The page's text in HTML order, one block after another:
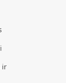
ir